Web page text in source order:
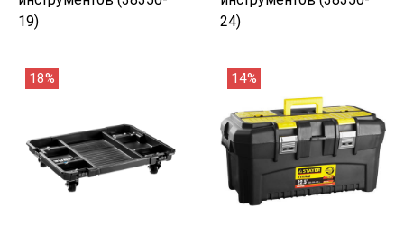
19)
24)
18% 14%